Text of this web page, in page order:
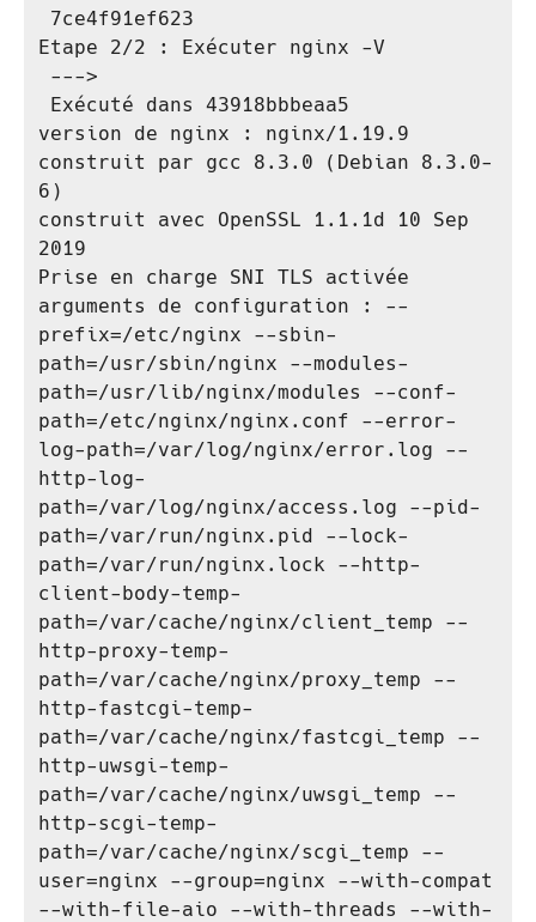
Etape 2/2 : Exécuter nginx -V
version de nginx : nginx/1.19.9
construit par gcc 8.3.0 (Debian 8.3.0-
6)
construit avec OpenSSL 1.1.1d 10 Sep
2019
Prise en charge SNI TLS activée
arguments de configuration : --
prefix=/etc/nginx --sbin-
path=/usr/sbin/nginx --modules-
path=/usr/lib/nginx/modules --conf-
path=/etc/nginx/nginx.conf --error-
log-path=/var/log/nginx/error.log --
http-log-
path=/var/log/nginx/access.log --pid-
path=/var/run/nginx.pid --lock-
path=/var/run/nginx.lock --http-
client-body-temp-
path=/var/cache/nginx/client_temp --
http-proxy-temp-
path=/var/cache/nginx/proxy_temp --
http-fastcgi-temp-
path=/var/cache/nginx/fastcgi_temp --
http-uwsgi-temp-
path=/var/cache/nginx/uwsgi_temp --
http-scgi-temp-
path=/var/cache/nginx/scgi_temp --
user=nginx --group=nginx --with-compat
--with-file-aio --with-threads --with-